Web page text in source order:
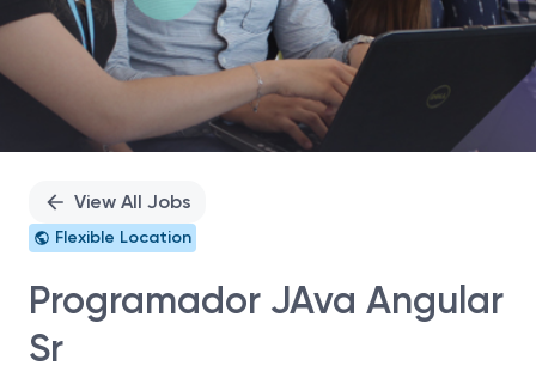
View All Jobs
Flexible Location
Programador JAva Angular
Sr